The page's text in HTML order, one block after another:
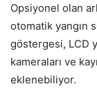
Opsiyonel olan
otomatik yangın
göstergesi, LCD
kameraları ve
eklenebiliyor.